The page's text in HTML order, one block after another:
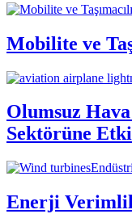
Mobilite ve
Olumsuz
Sektörüne
Enerji